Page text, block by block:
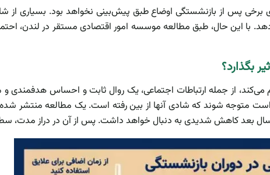
برخی پس از بازنشستگی اوضاع طبق پیش‌بینی نخواهد بود. بسیاری از
با این حال، طبق مطالعه موسسه امور اقتصادی مستقر در لندن،
بگذارد؟
از جمله ارتباطات اجتماعی، یک روال ثابت و احساس هدفمندی و
متوجه شوند که شادی آنها از بین رفته است. یک مطالعه منتشر
بعد کاهش شدیدی به دنبال خواهد داشت. پس از آن در دراز مدت،